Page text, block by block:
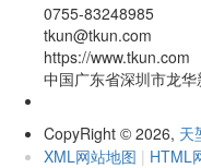
0755-83248985
tkun@tkun.com
https://www.tkun.com
中国广东省深圳市龙
CopyRight © 2026, 天
XML网站地图 | HTML